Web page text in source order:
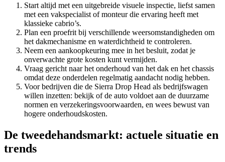
Start altijd met een uitgebreide visuele inspectie, liefst samen
met een vakspecialist of monteur die ervaring heeft met
klassieke cabrio’s.
Plan een proefrit bij verschillende weersomstandigheden om
het dakmechanisme en waterdichtheid te controleren.
Neem een aankoopkeuring mee in het besluit, zodat je
onverwachte grote kosten kunt vermijden.
Vraag gericht naar het onderhoud van het dak en het chassis
omdat deze onderdelen regelmatig aandacht nodig hebben.
Voor bedrijven die de Sierra Drop Head als bedrijfswagen
willen inzetten: bekijk of de auto voldoet aan de duurzame
normen en verzekeringsvoorwaarden, en wees bewust van
hogere onderhoudskosten.
De tweedehandsmarkt: actuele situatie en
trends